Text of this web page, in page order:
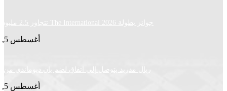
جوائز بطولة The International 2026 تتجاوز 2.5 مليون دولار
أغسطس 5, 2026
ريال مدريد يتوصل إلى اتفاق لضم يان ديوماندي من لايبزيغ
أغسطس 5, 2026